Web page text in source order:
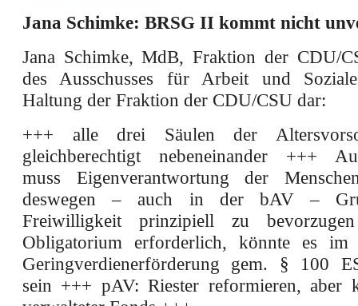
Jana Schimke: BRSG II kommt nicht
Jana Schimke, MdB, Fraktion der CDU/
des Ausschusses für Arbeit und
Haltung der Fraktion der CDU/CSU dar:
+++ alle drei Säulen der
gleichberechtigt nebeneinander +++
muss Eigenverantwortung der
deswegen – auch in der bAV –
Freiwilligkeit prinzipiell zu
Obligatorium erforderlich, könnte es im
Geringverdienerförderung gem. § 100
sein +++ pAV: Riester reformieren, aber